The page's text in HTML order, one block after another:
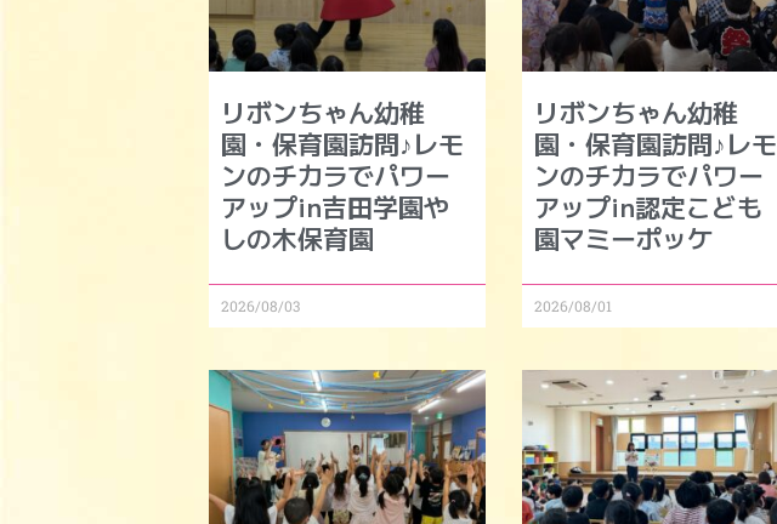
リボンちゃん幼稚
園・保育園訪問♪レモ
ンのチカラでパワー
アップin吉田学園や
しの木保育園
2026/08/03
リボンちゃん幼稚
園・保育園訪問♪レモ
ンのチカラでパワー
アップin認定こども
園マミーポッケ
2026/08/01